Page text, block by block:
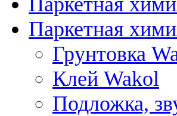
Паркетная
Грунтовка
Клей Wakol
Подложка,